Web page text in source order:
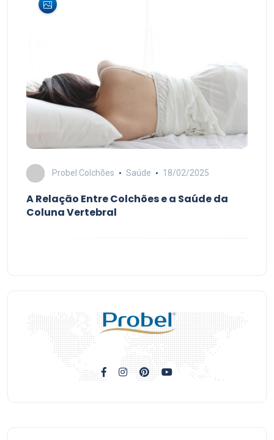
Probel Colchões Saúde 18/02/2025
A Relação Entre Colchões e a Saúde da
Coluna Vertebral